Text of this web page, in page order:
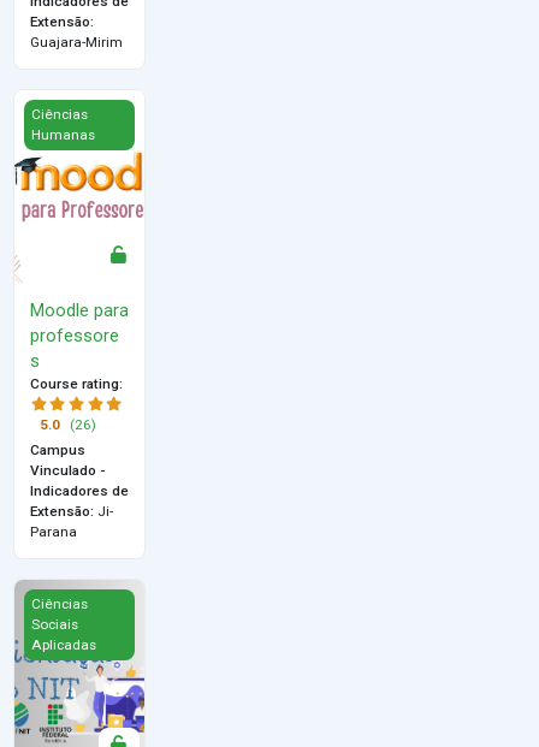
Extensão:
Guajara-Mirim
Moodle para professores
Ciências
Humanas
Moodle para
professore
s
Course rating:
5.0
(26)
Campus
Vinculado -
Indicadores de
Extensão: Ji-
Parana
Ambientação ao Núcleo de Inovação Tecnológica - NIT/IFRO
Ciências
Sociais
Aplicadas